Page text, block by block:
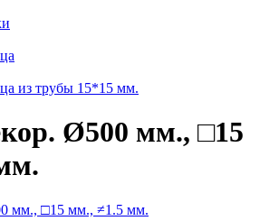
из трубы 15*15 мм.
Ø500 мм., □15